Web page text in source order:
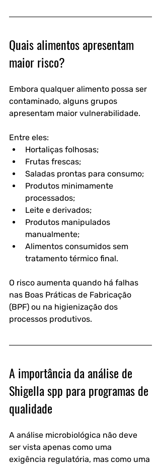
Quais alimentos apresentam
maior risco?
Embora qualquer alimento possa ser
contaminado, alguns grupos
apresentam maior vulnerabilidade.
Entre eles:
Hortaliças folhosas;
Frutas frescas;
Saladas prontas para consumo;
Produtos minimamente
processados;
Leite e derivados;
Produtos manipulados
manualmente;
Alimentos consumidos sem
tratamento térmico final.
O risco aumenta quando há falhas
nas Boas Práticas de Fabricação
(BPF) ou na higienização dos
processos produtivos.
A importância da análise de
Shigella spp para programas de
qualidade
A análise microbiológica não deve
ser vista apenas como uma
exigência regulatória, mas como uma